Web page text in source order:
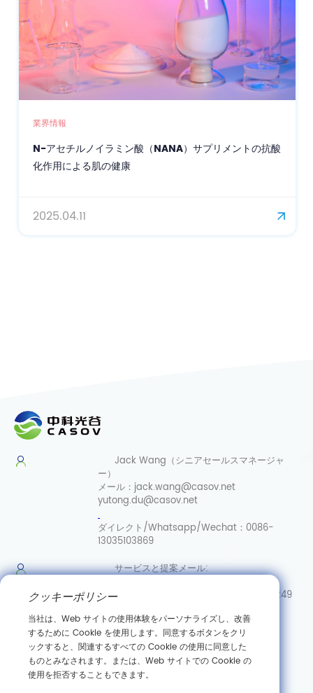
業界情報
N-アセチルノイラミン酸（NANA）サプリメントの抗酸
化作用による肌の健康
2025.04.11
Jack Wang（シニアセールスマネージャ
ー）
メール： jack.wang@casov.net
yutong.du@casov.net
ダイレクト/Whatsapp/Wechat： 0086-
13035103869
サービスと提案メール:
ト/Whatsapp/Wechat:
0086-15307143249
武漢合成
生物学イノベーションハブ
中国湖北省武漢市東湖新技術開発区高科園三路89号
クッキーポリシー
当社は、Web サイトの使用体験をパーソナライズし、改善
するために Cookie を使用します。同意するボタンをクリ
ックすると、関連するすべての Cookie の使用に同意した
ものとみなされます。または、Web サイトでの Cookie の
使用を拒否することもできます。